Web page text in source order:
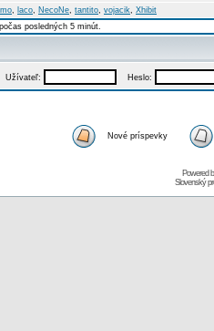
, laco, NecoNe, tantito, vojacik, Xhibit
posledných 5 minút.
Užívateľ: Heslo:
Nové príspevky
Powered
Slovenský